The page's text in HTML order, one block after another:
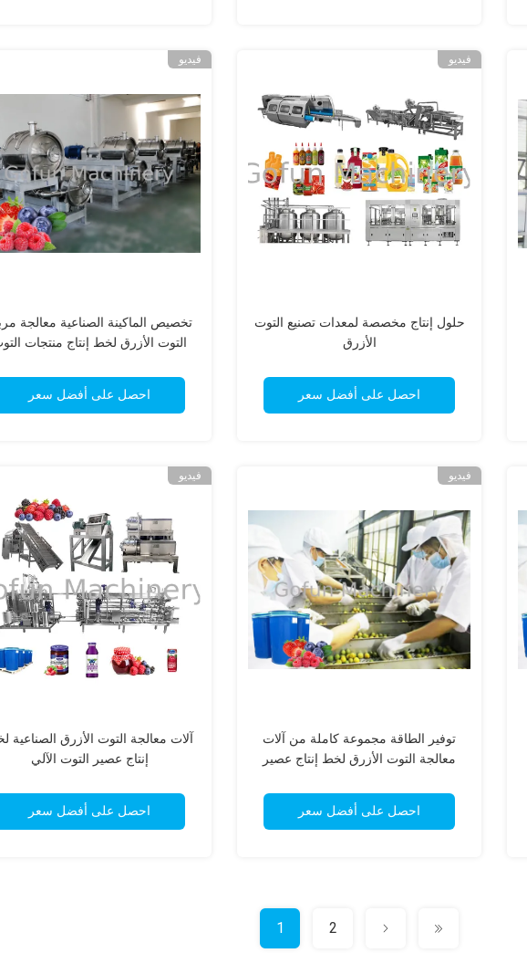
فيديو
تخصيص الماكينة الصناعية معالجة
التوت الأزرق لخط إنتاج منتجات
احصل على أفضل سعر
فيديو
حلول إنتاج مخصصة لمعدات تصنيع التوت
الأزرق
احصل على أفضل سعر
فيديو
آلات معالجة التوت الأزرق الصناعية
إنتاج عصير التوت الآلي
احصل على أفضل سعر
فيديو
توفير الطاقة مجموعة كاملة من آلات
معالجة التوت الأزرق لخط إنتاج عصير
احصل على أفضل سعر
1 2